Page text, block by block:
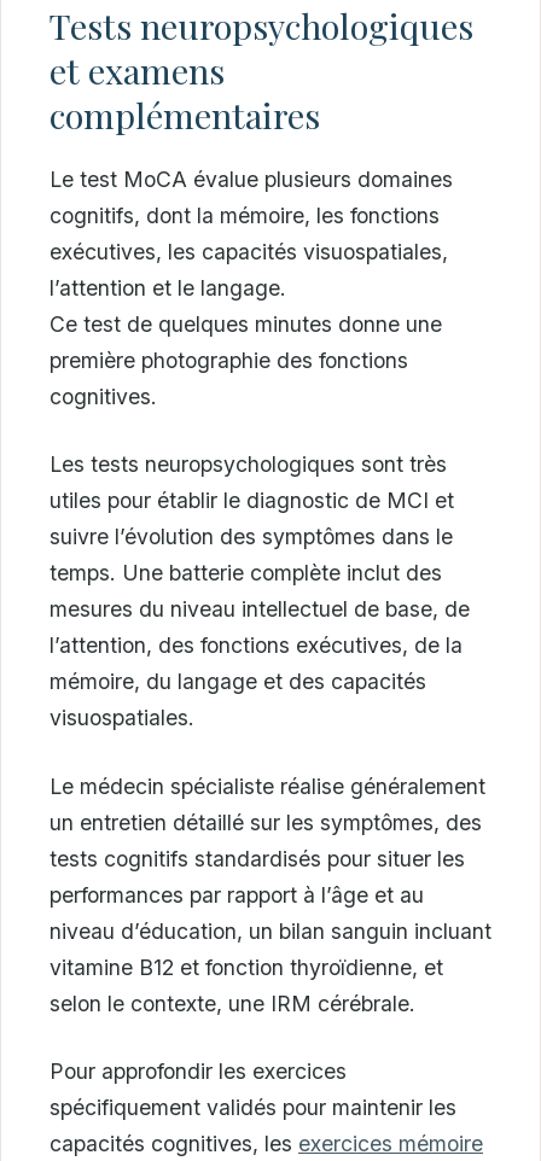
Tests neuropsychologiques
et examens
complémentaires
Le test MoCA évalue plusieurs domaines
cognitifs, dont la mémoire, les fonctions
exécutives, les capacités visuospatiales,
l’attention et le langage.
Ce test de quelques minutes donne une
première photographie des fonctions
cognitives.
Les tests neuropsychologiques sont très
utiles pour établir le diagnostic de MCI et
suivre l’évolution des symptômes dans le
temps. Une batterie complète inclut des
mesures du niveau intellectuel de base, de
l’attention, des fonctions exécutives, de la
mémoire, du langage et des capacités
visuospatiales.
Le médecin spécialiste réalise généralement
un entretien détaillé sur les symptômes, des
tests cognitifs standardisés pour situer les
performances par rapport à l’âge et au
niveau d’éducation, un bilan sanguin incluant
vitamine B12 et fonction thyroïdienne, et
selon le contexte, une IRM cérébrale.
Pour approfondir les exercices
spécifiquement validés pour maintenir les
capacités cognitives, les exercices mémoire